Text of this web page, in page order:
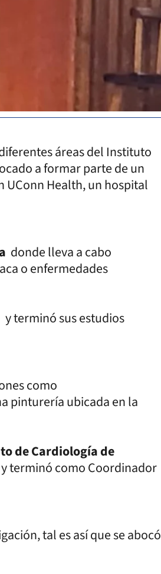
áreas del Instituto
a formar parte de un
UConn Health, un hospital
donde lleva a cabo
o enfermedades
y terminó sus estudios
como
pinturería ubicada en la
de Cardiología de
y terminó como Coordinador
tal es así que se abocó